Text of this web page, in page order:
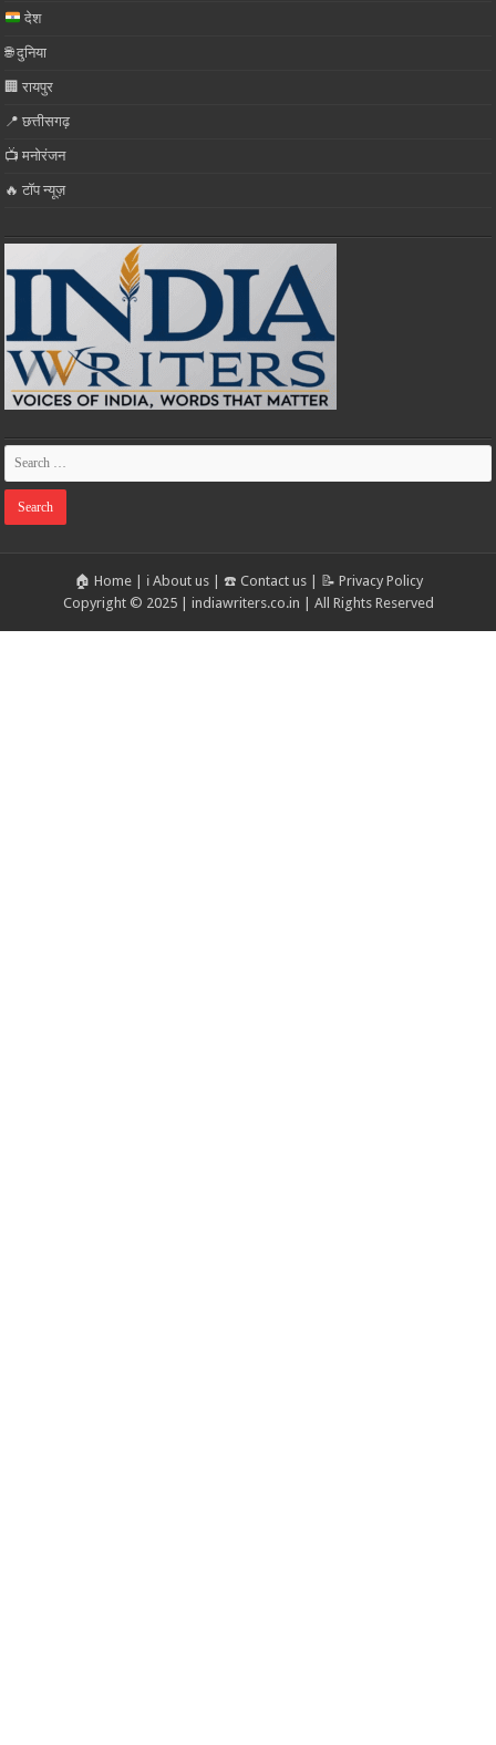
देश
🌐 दुनिया
🏢 रायपुर
📍 छत्तीसगढ़
📺 मनोरंजन
🔥 टॉप न्यूज़
🏠 Home| ℹ️ About us| ☎️ Contact us| 📝 Privacy Policy
Copyright © 2025 | indiawriters.co.in | All Rights Reserved